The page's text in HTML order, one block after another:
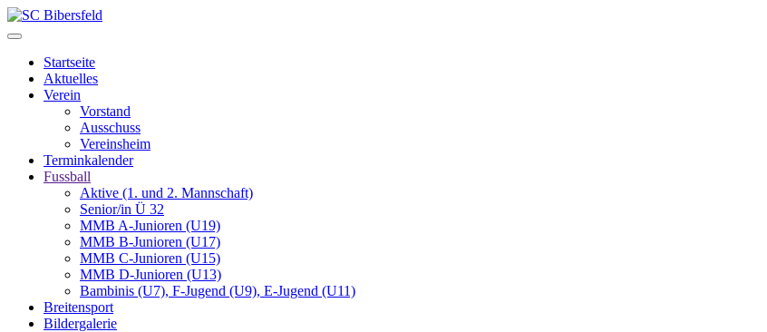
Startseite
Aktuelles
Verein
Vorstand
Ausschuss
Vereinsheim
Terminkalender
Fussball
Aktive (1. und 2. Mannschaft)
Senior/in Ü 32
MMB A-Junioren (U19)
MMB B-Junioren (U17)
MMB C-Junioren (U15)
MMB D-Junioren (U13)
Bambinis (U7), F-Jugend (U9), E-Jugend (U11)
Breitensport
Bildergalerie